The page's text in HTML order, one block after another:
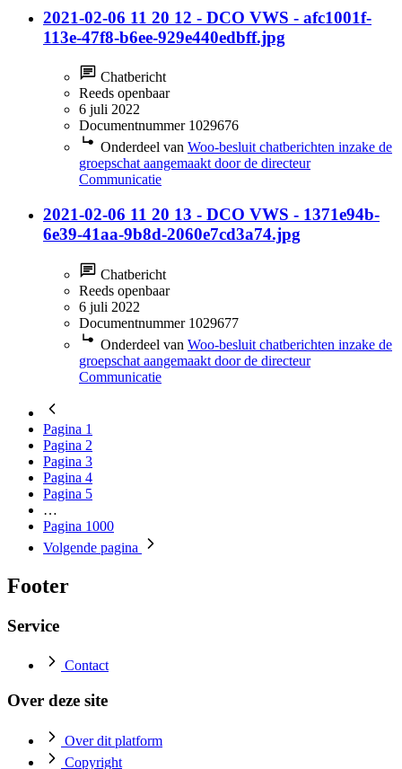
2021-02-06 11 20 12 - DCO VWS - afc1001f-
113e-47f8-b6ee-929e440edbff.jpg
Chatbericht
Reeds openbaar
6 juli 2022
Documentnummer 1029676
Onderdeel van Woo-besluit chatberichten inzake de
groepschat aangemaakt door de directeur
Communicatie
2021-02-06 11 20 13 - DCO VWS - 1371e94b-
6e39-41aa-9b8d-2060e7cd3a74.jpg
Chatbericht
Reeds openbaar
6 juli 2022
Documentnummer 1029677
Onderdeel van Woo-besluit chatberichten inzake de
groepschat aangemaakt door de directeur
Communicatie
Pagina 1
Pagina 2
Pagina 3
Pagina 4
Pagina 5
…
Pagina 1000
Volgende pagina
Footer
Service
Contact
Over deze site
Over dit platform
Copyright